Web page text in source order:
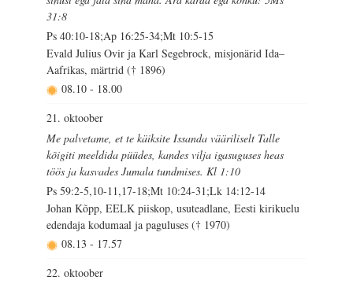
31:8
Ps 40:10-18;Ap 16:25-34;Mt 10:5-15
Evald Julius Ovir ja Karl Segebrock, misjonärid Ida–
Aafrikas, märtrid († 1896)
08.10 - 18.00
21. oktoober
Me palvetame, et te käiksite Issanda vääriliselt Talle
kõigiti meeldida püüdes, kandes vilja igasuguses heas
töös ja kasvades Jumala tundmises. Kl 1:10
Ps 59:2-5,10-11,17-18;Mt 10:24-31;Lk 14:12-14
Johan Kõpp, EELK piiskop, usuteadlane, Eesti kirikuelu
edendaja kodumaal ja paguluses († 1970)
08.13 - 17.57
22. oktoober